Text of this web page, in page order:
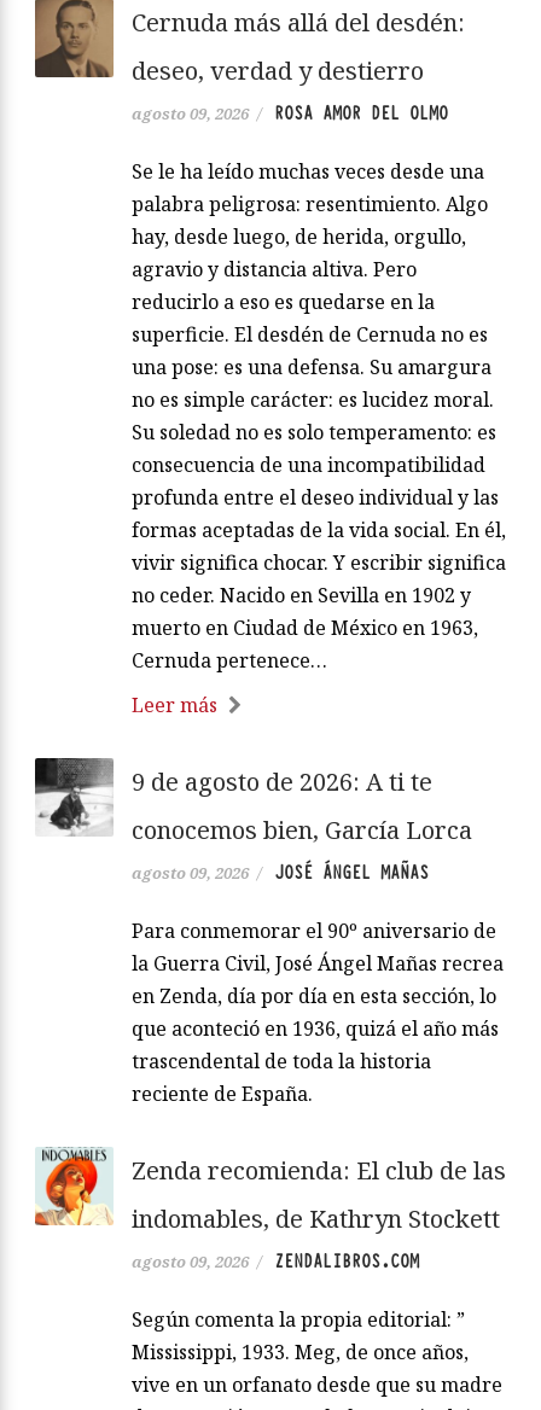
Cernuda más allá del desdén:
deseo, verdad y destierro
agosto 09, 2026 / ROSA AMOR DEL OLMO
Se le ha leído muchas veces desde una
palabra peligrosa: resentimiento. Algo
hay, desde luego, de herida, orgullo,
agravio y distancia altiva. Pero
reducirlo a eso es quedarse en la
superficie. El desdén de Cernuda no es
una pose: es una defensa. Su amargura
no es simple carácter: es lucidez moral.
Su soledad no es solo temperamento: es
consecuencia de una incompatibilidad
profunda entre el deseo individual y las
formas aceptadas de la vida social. En él,
vivir significa chocar. Y escribir significa
no ceder. Nacido en Sevilla en 1902 y
muerto en Ciudad de México en 1963,
Cernuda pertenece…
Leer más
9 de agosto de 2026: A ti te
conocemos bien, García Lorca
agosto 09, 2026 / JOSÉ ÁNGEL MAÑAS
Para conmemorar el 90º aniversario de
la Guerra Civil, José Ángel Mañas recrea
en Zenda, día por día en esta sección, lo
que aconteció en 1936, quizá el año más
trascendental de toda la historia
reciente de España.
Zenda recomienda: El club de las
indomables, de Kathryn Stockett
agosto 09, 2026 / ZENDALIBROS.COM
Según comenta la propia editorial: ”
Mississippi, 1933. Meg, de once años,
vive en un orfanato desde que su madre